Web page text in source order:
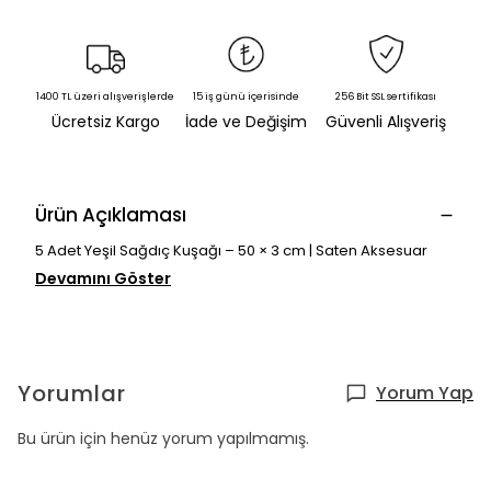
1400 TL üzeri alışverişlerde
Ücretsiz Kargo
15 iş günü içerisinde
İade ve Değişim
256 Bit SSL sertifikası
Güvenli Alışveriş
Ürün Açıklaması
5 Adet Yeşil Sağdıç Kuşağı – 50 × 3 cm | Saten Aksesuar
Devamını Göster
Yorumlar Yorum Yap
Bu ürün için henüz yorum yapılmamış.